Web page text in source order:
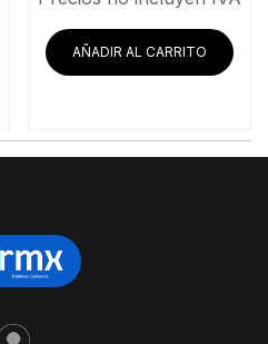
AÑADIR AL CARRITO